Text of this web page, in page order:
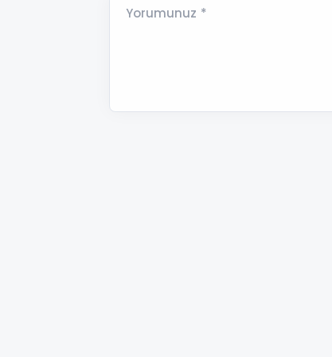
Yorumunuz *